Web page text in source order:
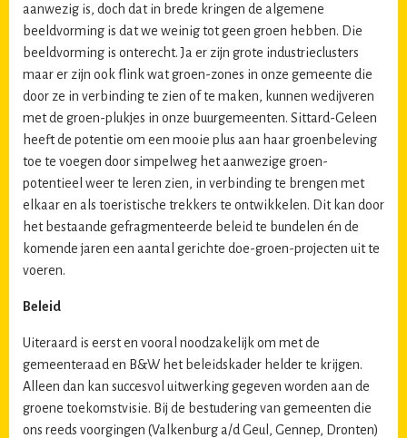
aanwezig is, doch dat in brede kringen de algemene
beeldvorming is dat we weinig tot geen groen hebben. Die
beeldvorming is onterecht. Ja er zijn grote industrieclusters
maar er zijn ook flink wat groen-zones in onze gemeente die
door ze in verbinding te zien of te maken, kunnen wedijveren
met de groen-plukjes in onze buurgemeenten. Sittard-Geleen
heeft de potentie om een mooie plus aan haar groenbeleving
toe te voegen door simpelweg het aanwezige groen-
potentieel weer te leren zien, in verbinding te brengen met
elkaar en als toeristische trekkers te ontwikkelen. Dit kan door
het bestaande gefragmenteerde beleid te bundelen én de
komende jaren een aantal gerichte doe-groen-projecten uit te
voeren.
Beleid
Uiteraard is eerst en vooral noodzakelijk om met de
gemeenteraad en B&W het beleidskader helder te krijgen.
Alleen dan kan succesvol uitwerking gegeven worden aan de
groene toekomstvisie. Bij de bestudering van gemeenten die
ons reeds voorgingen (Valkenburg a/d Geul, Gennep, Dronten)